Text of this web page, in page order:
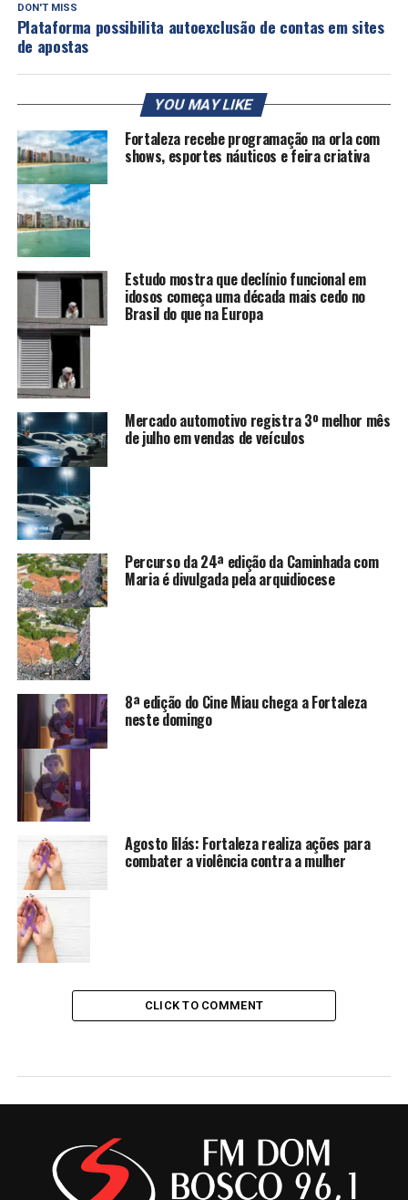
DON'T MISS
Plataforma possibilita autoexclusão de contas em sites
de apostas
YOU MAY LIKE
Fortaleza recebe programação na orla com
shows, esportes náuticos e feira criativa
Estudo mostra que declínio funcional em
idosos começa uma década mais cedo no
Brasil do que na Europa
Mercado automotivo registra 3º melhor mês
de julho em vendas de veículos
Percurso da 24ª edição da Caminhada com
Maria é divulgada pela arquidiocese
8ª edição do Cine Miau chega a Fortaleza
neste domingo
Agosto lilás: Fortaleza realiza ações para
combater a violência contra a mulher
CLICK TO COMMENT